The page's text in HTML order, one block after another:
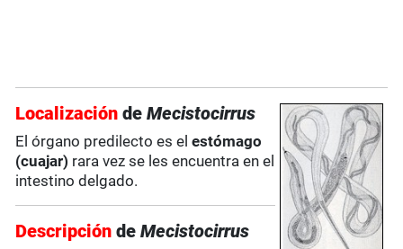
LocalizacióndeMecistocirrus
El órgano predilecto es elestómago
(cuajar) rara vez se les encuentra en el
intestino delgado.
Descripción deMecistocirrus